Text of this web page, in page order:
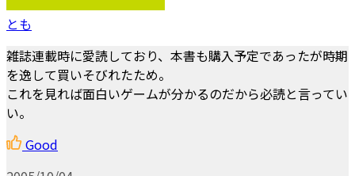
とも
雑誌連載時に愛読しており、本書も購入予定であったが時期
を逸して買いそびれたため。
これを見れば面白いゲームが分かるのだから必読と言ってい
い。
Good